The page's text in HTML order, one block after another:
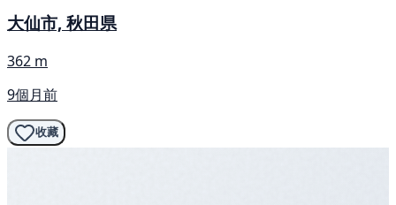
大仙市, 秋田県
362 m
9個月前
收藏